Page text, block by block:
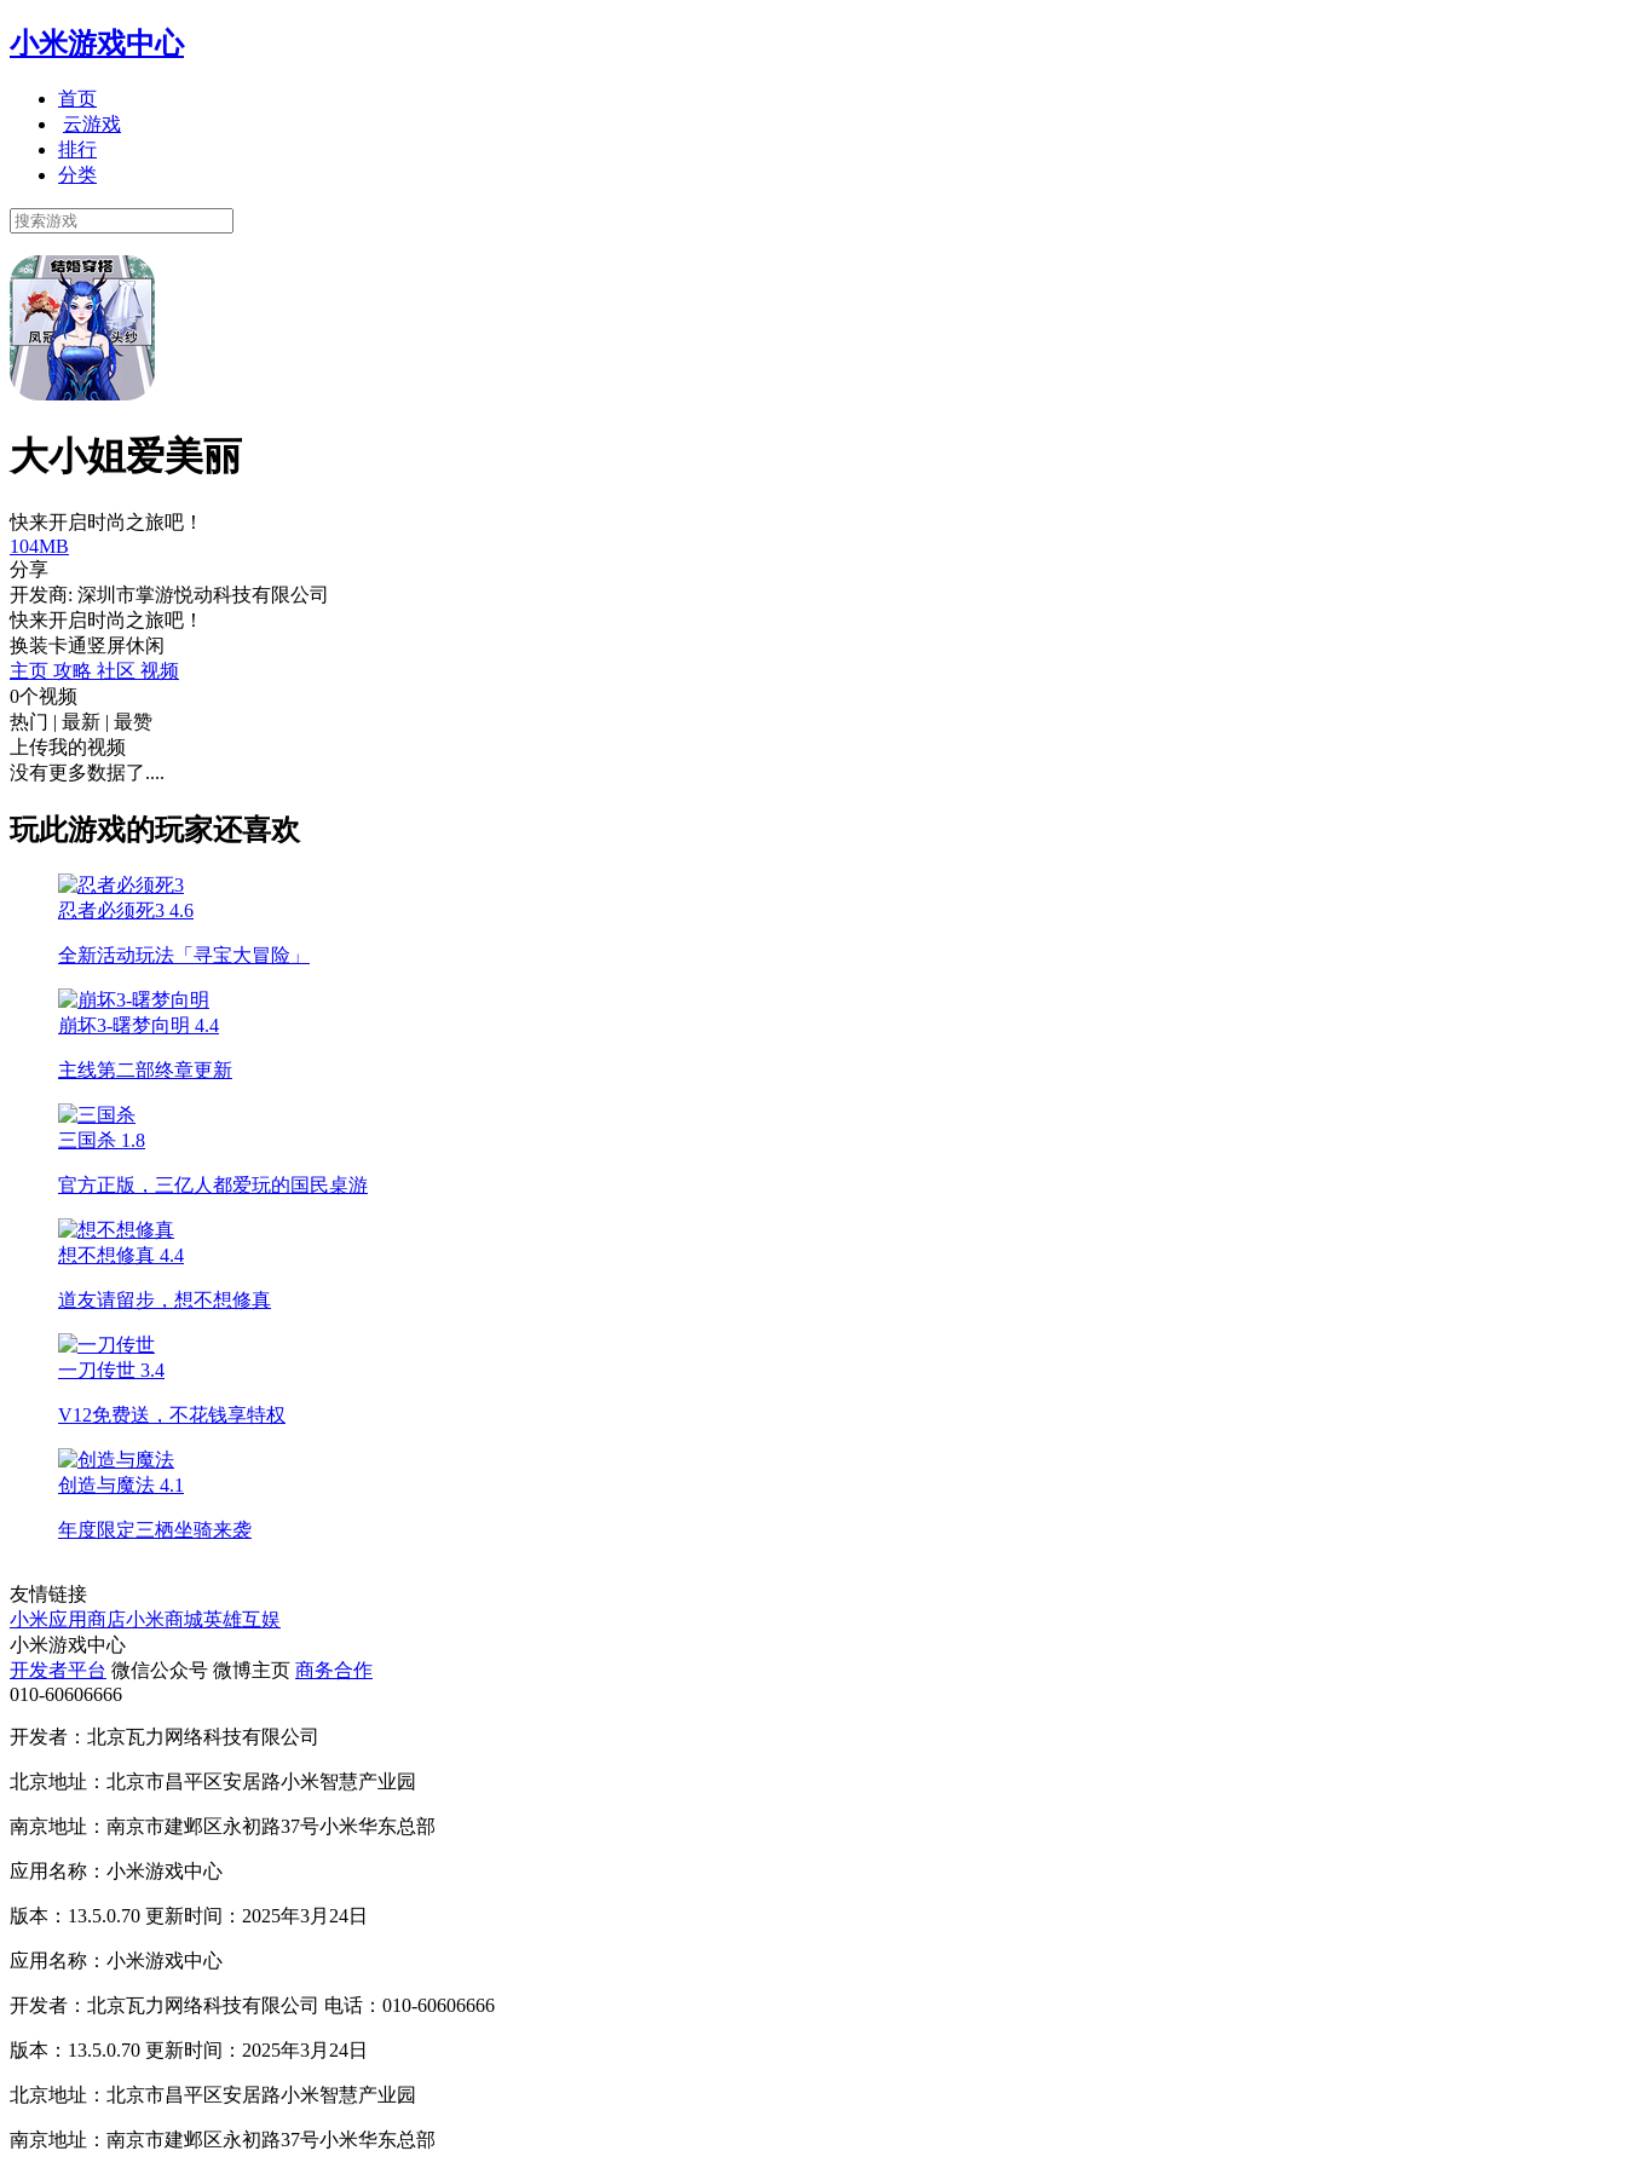
小米游戏中心
首页
云游戏
排行
分类
大小姐爱美丽
快来开启时尚之旅吧！
104MB
分享
开发商: 深圳市掌游悦动科技有限公司
快来开启时尚之旅吧！
换装卡通竖屏休闲
主页 攻略 社区 视频
0个视频
热门 | 最新 | 最赞
上传我的视频
没有更多数据了....
玩此游戏的玩家还喜欢
忍者必须死3 4.6
全新活动玩法「寻宝大冒险」
崩坏3-曙梦向明 4.4
主线第二部终章更新
三国杀 1.8
官方正版，三亿人都爱玩的国民桌游
想不想修真 4.4
道友请留步，想不想修真
一刀传世 3.4
V12免费送，不花钱享特权
创造与魔法 4.1
年度限定三栖坐骑来袭
友情链接
小米应用商店小米商城英雄互娱
小米游戏中心
开发者平台 微信公众号 微博主页 商务合作
010-60606666
开发者：北京瓦力网络科技有限公司
北京地址：北京市昌平区安居路小米智慧产业园
南京地址：南京市建邺区永初路37号小米华东总部
应用名称：小米游戏中心
版本：13.5.0.70 更新时间：2025年3月24日
应用名称：小米游戏中心
开发者：北京瓦力网络科技有限公司 电话：010-60606666
版本：13.5.0.70 更新时间：2025年3月24日
北京地址：北京市昌平区安居路小米智慧产业园
南京地址：南京市建邺区永初路37号小米华东总部